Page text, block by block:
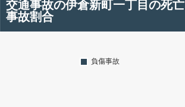
交通事故の伊倉新町一丁目の死亡
事故割合